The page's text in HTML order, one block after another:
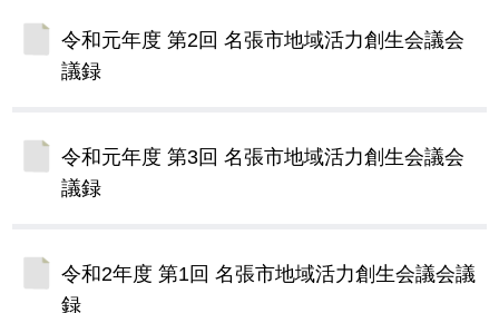
令和元年度 第2回 名張市地域活力創生会議会
議録
令和元年度 第3回 名張市地域活力創生会議会
議録
令和2年度 第1回 名張市地域活力創生会議会議
録